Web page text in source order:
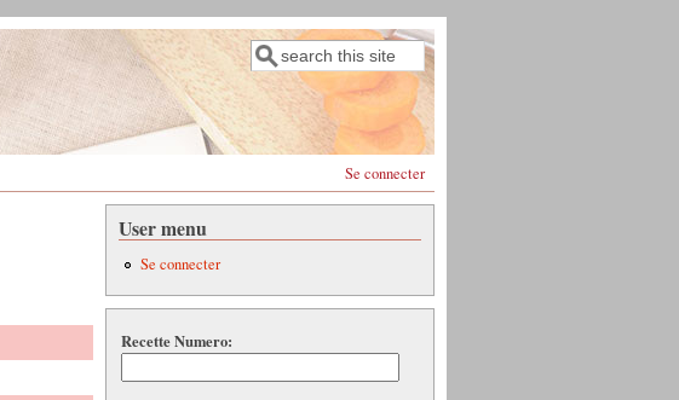
Formulaire de recherche
Rechercher
Se connecter
User menu
Se connecter
Recette Numero: